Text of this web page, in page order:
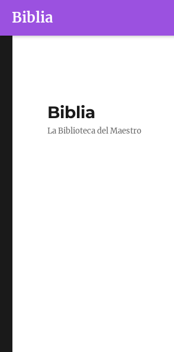
Biblia
Biblia
La Biblioteca del Maestro